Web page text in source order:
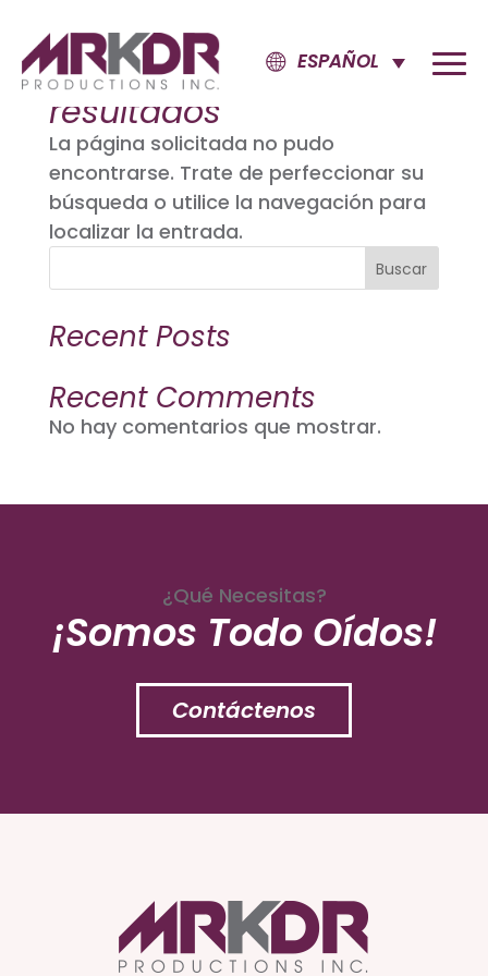
ESPAÑOL
No se encontraron
resultados
La página solicitada no pudo
encontrarse. Trate de perfeccionar su
búsqueda o utilice la navegación para
localizar la entrada.
Buscar
Recent Posts
Recent Comments
No hay comentarios que mostrar.
¿Qué Necesitas?
¡Somos Todo Oídos!
Contáctenos